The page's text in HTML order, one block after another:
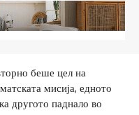
беше цел на
мисија, едното
другото паднало во